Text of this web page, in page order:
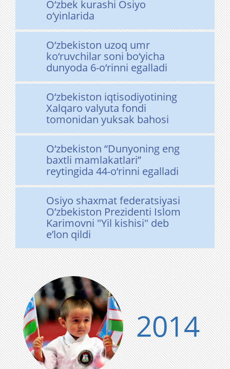
O‘zbek kurashi Osiyo
o‘yinlarida
O‘zbekiston uzoq umr
ko‘ruvchilar soni bo‘yicha
dunyoda 6-o‘rinni egalladi
O‘zbekiston iqtisodiyotining
Xalqaro valyuta fondi
tomonidan yuksak bahosi
O‘zbekiston “Dunyoning eng
baxtli mamlakatlari”
reytingida 44-o‘rinni egalladi
Osiyo shaxmat federatsiyasi
O’zbekiston Prezidenti Islom
Karimovni "Yil kishisi" deb
e’lon qildi
2014